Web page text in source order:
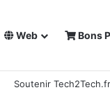
Web Bons
Soutenir Tech2Tech.fr